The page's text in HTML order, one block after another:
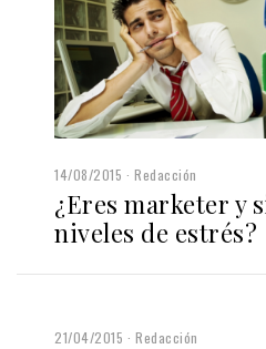
14/08/2015 Redacción
¿Eres marketer y
niveles de estrés?
21/04/2015 Redacción